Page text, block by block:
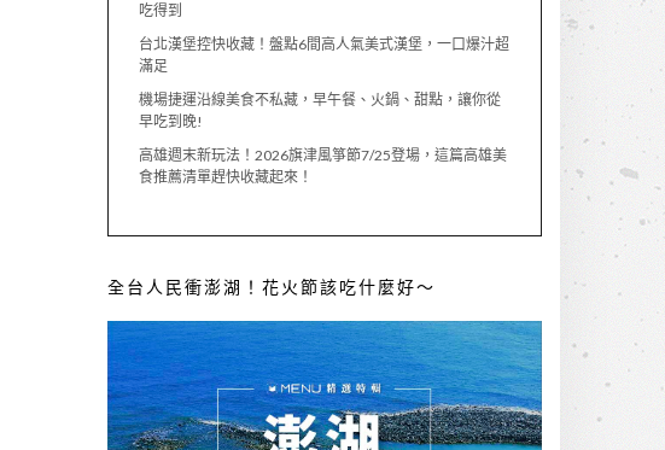
吃得到
台北漢堡控快收藏！盤點6間高人氣美式漢堡，一口爆汁超
滿足
機場捷運沿線美食不私藏，早午餐、火鍋、甜點，讓你從
早吃到晚!
高雄週末新玩法！2026旗津風箏節7/25登場，這篇高雄美
食推薦清單趕快收藏起來！
全台人民衝澎湖！花火節該吃什麼好～